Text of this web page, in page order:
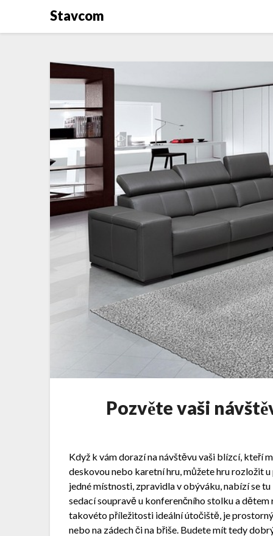
Stavcom
Pozvěte vaši
Když k vám dorazí na návštěvu vaši blízcí, kteří
deskovou nebo karetní hru, můžete hru rozložit
jedné místnosti, zpravidla v obýváku, nabízí se
sedací soupravě u konferenčního stolku a
takovéto příležitosti ideální útočiště, je
nebo na zádech či na břiše. Budete mít tedy